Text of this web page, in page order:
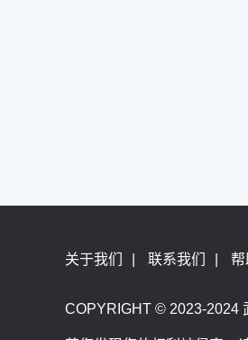
关于我们 联系我们 帮
COPYRIGHT © 2023-2024